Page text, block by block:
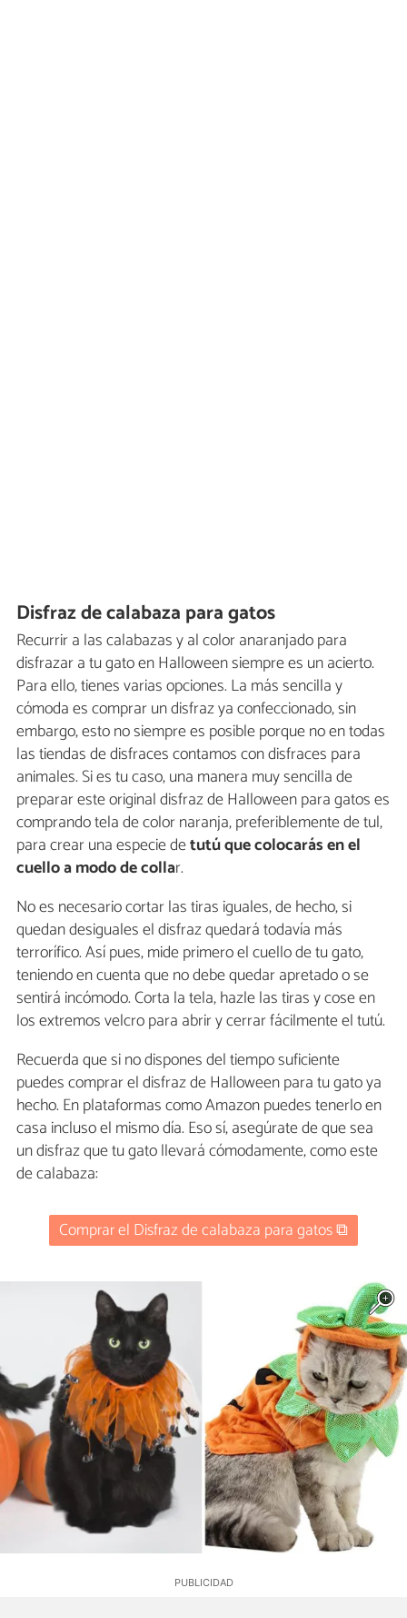
Disfraz de calabaza para gatos
Recurrir a las calabazas y al color anaranjado para
disfrazar a tu gato en Halloween siempre es un acierto.
Para ello, tienes varias opciones. La más sencilla y
cómoda es comprar un disfraz ya confeccionado, sin
embargo, esto no siempre es posible porque no en todas
las tiendas de disfraces contamos con disfraces para
animales. Si es tu caso, una manera muy sencilla de
preparar este original disfraz de Halloween para gatos es
comprando tela de color naranja, preferiblemente de tul,
para crear una especie detutú que colocarás en el
cuello a modo de collar.
No es necesario cortar las tiras iguales, de hecho, si
quedan desiguales el disfraz quedará todavía más
terrorífico. Así pues, mide primero el cuello de tu gato,
teniendo en cuenta que no debe quedar apretado o se
sentirá incómodo. Corta la tela, hazle las tiras y cose en
los extremos velcro para abrir y cerrar fácilmente el tutú.
Recuerda que si no dispones del tiempo suficiente
puedes comprar el disfraz de Halloween para tu gato ya
hecho. En plataformas como Amazon puedes tenerlo en
casa incluso el mismo día. Eso sí, asegúrate de que sea
un disfraz que tu gato llevará cómodamente, como este
de calabaza:
Comprar el Disfraz de calabaza para gatos ⧉